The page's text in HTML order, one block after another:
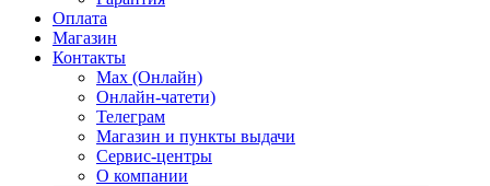
Оплата
Магазин
Контакты
Max (Онлайн)
Онлайн-чатети)
Телеграм
Магазин и пункты выдачи
Сервис-центры
О компании